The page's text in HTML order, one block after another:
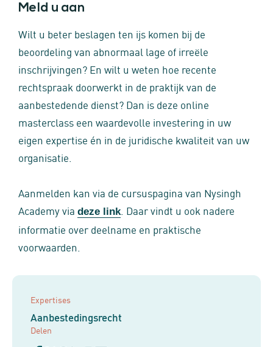
Meld u aan
Wilt u beter beslagen ten ijs komen bij de
beoordeling van abnormaal lage of irreële
inschrijvingen? En wilt u weten hoe recente
rechtspraak doorwerkt in de praktijk van de
aanbestedende dienst? Dan is deze online
masterclass een waardevolle investering in uw
eigen expertise én in de juridische kwaliteit van uw
organisatie.
Aanmelden kan via de cursuspagina van Nysingh
Academy via deze link . Daar vindt u ook nadere
informatie over deelname en praktische
voorwaarden.
Expertises
Aanbestedingsrecht
Delen